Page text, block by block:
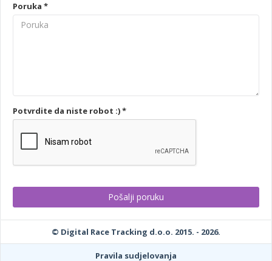
Poruka *
Potvrdite da niste robot :) *
© Digital Race Tracking d.o.o. 2015. - 2026.
Pravila sudjelovanja